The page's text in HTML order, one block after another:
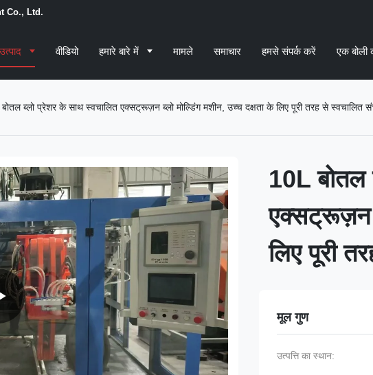
Co., Ltd.
उत्पाद वीडियो हमारे बारे में मामले समाचार हमसे संपर्क करें एक बोली
ब्लो प्रेशर के साथ स्वचालित एक्सट्रूज़न ब्लो मोल्डिंग मशीन, उच्च दक्षता के लिए पूरी तरह से स्वचालित
10L बोतल
एक्सट्रूज़न
लिए पूरी
मूल गुण
उत्पत्ति का स्थान: